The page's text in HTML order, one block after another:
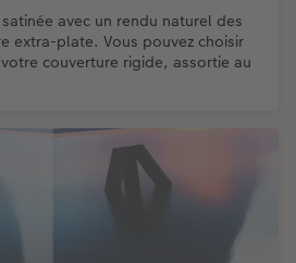
avec un rendu naturel des
extra-plate. Vous pouvez choisir
couverture rigide, assortie au